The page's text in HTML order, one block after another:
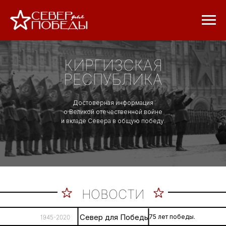
КИРГИЗСКАЯ
РЕСПУБЛИКА
Достоверная информация
о Великой отечественной войне
и вкладе Севера в общую победу.
НОВОСТИ
Север для Победы
1945-2020 75 лет победы.